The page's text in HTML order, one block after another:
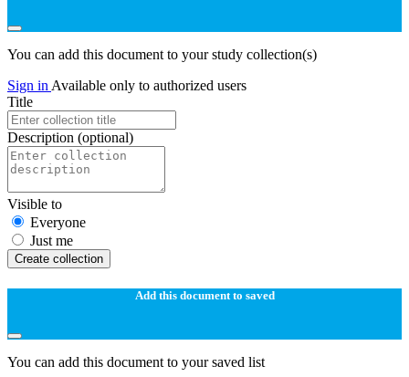
You can add this document to your study collection(s)
Sign in Available only to authorized users
Title
Description (optional)
Visible to
Everyone
Just me
Create collection
Add this document to saved
You can add this document to your saved list